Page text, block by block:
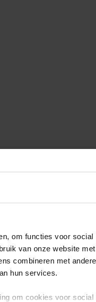
om functies voor
van onze website
combineren met
hun services.
om cookies voor
(see the